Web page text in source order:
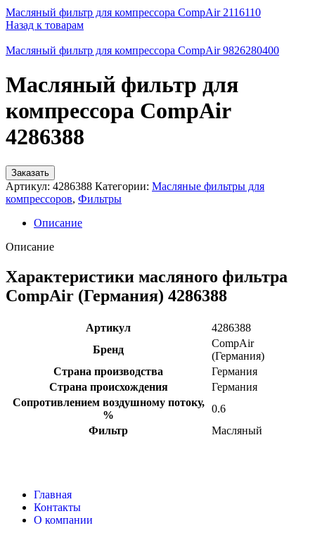
Масляный фильтр для компрессора CompAir 2116110
Назад к товарам
Масляный фильтр для компрессора CompAir 9826280400
Масляный фильтр для
компрессора CompAir
4286388
Заказать
Артикул: 4286388 Категории: Масляные фильтры для
компрессоров, Фильтры
Описание
Описание
Характеристики масляного фильтра
CompAir (Германия) 4286388
Артикул
4286388
Бренд
CompAir
(Германия)
Страна производства
Германия
Страна происхождения
Германия
Сопротивлением воздушному потоку,
%
0.6
Фильтр
Масляный
Главная
Контакты
О компании